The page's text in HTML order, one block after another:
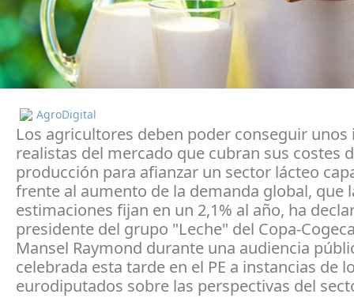
AgroDigital
Los agricultores deben poder conseguir unos
realistas del mercado que cubran sus costes
producción para afianzar un sector lácteo
frente al aumento de la demanda global, que
estimaciones fijan en un 2,1% al año, ha
presidente del grupo "Leche" del Copa-
Mansel Raymond durante una audiencia
celebrada esta tarde en el PE a instancias de
eurodiputados sobre las perspectivas del